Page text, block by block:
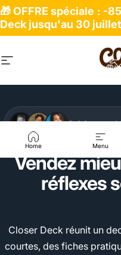
Passer au contenu
🎁 OFFRE spéciale : -
Deck jusqu'au 30
Navigation
Home Menu
Rejoint par
Vendez
réflexes
Closer Deck réunit un
courtes, des fiches